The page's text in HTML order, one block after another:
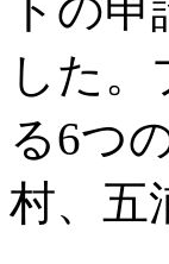
した
る6つ
村、五